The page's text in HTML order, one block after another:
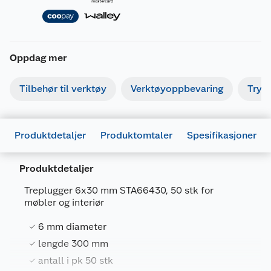
Oppdag mer
Tilbehør til verktøy Verktøyoppbevaring
Produktdetaljer Produktomtaler Spesifikasjoner
Produktdetaljer
Treplugger 6x30 mm STA66430, 50 stk for
møbler og interiør
6 mm diameter
lengde 300 mm
antall i pk 50 stk
Generelt
Artikkelnummer
Leverandørens artikkelnummer